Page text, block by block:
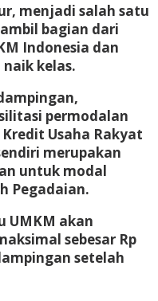
menjadi salah satu
bagian dari
Indonesia dan
kelas.
permodalan
Usaha Rakyat
merupakan
untuk modal
Pegadaian.
UMKM akan
sebesar Rp
setelah